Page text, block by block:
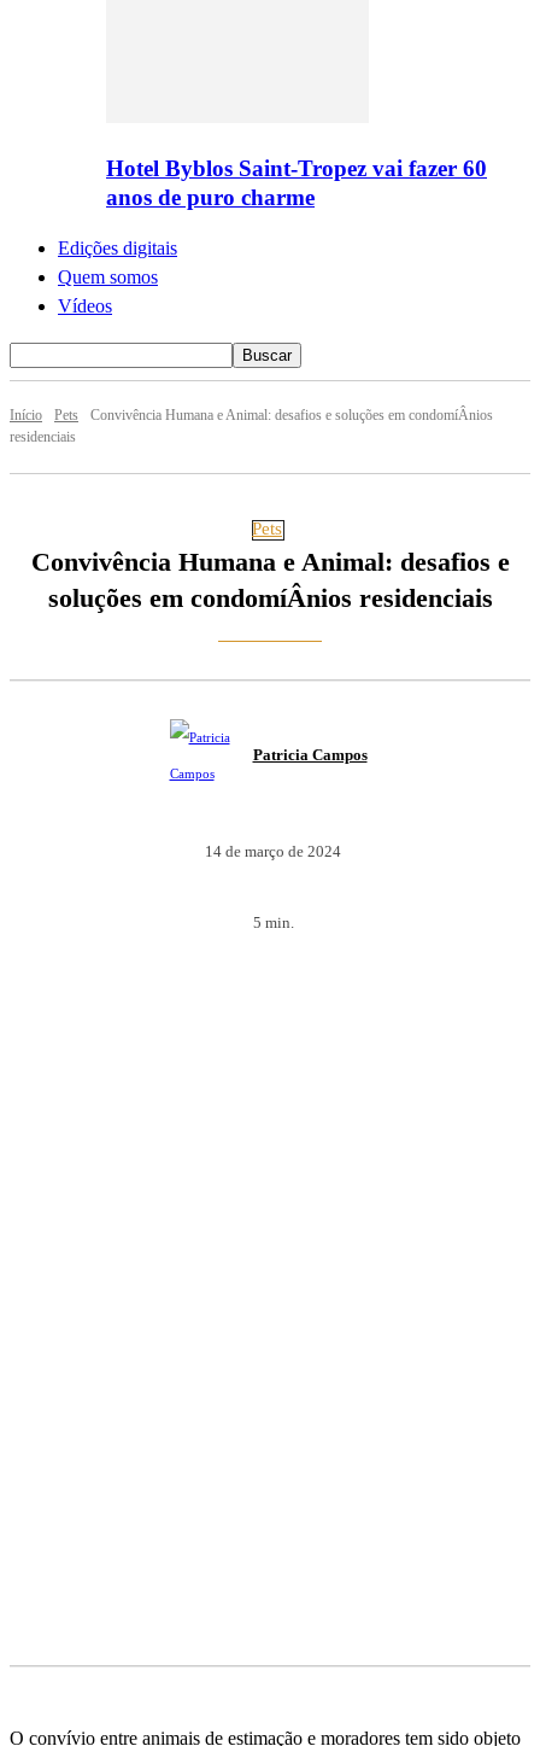
Hotel Byblos Saint-Tropez vai fazer 60
anos de puro charme
Edições digitais
Quem somos
Vídeos
Início Pets
Convivência Humana e Animal: desafios e soluções em condomí­Â­nios
residenciais
Pets
Convivência Humana e Animal: desafios e
soluções em condomí­Â­nios residenciais
Patricia Campos
14 de março de 2024
5 min.
O conví­vio entre animais de estimação e moradores tem sido objeto